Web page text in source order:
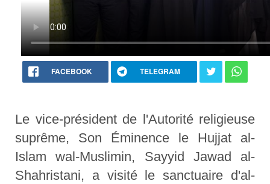
FACEBOOK TELEGRAM
Le vice-président de l'Autorité religieuse
suprême, Son Éminence le Hujjat al-
Islam wal-Muslimin, Sayyid Jawad al-
Shahristani, a visité le sanctuaire d'al-